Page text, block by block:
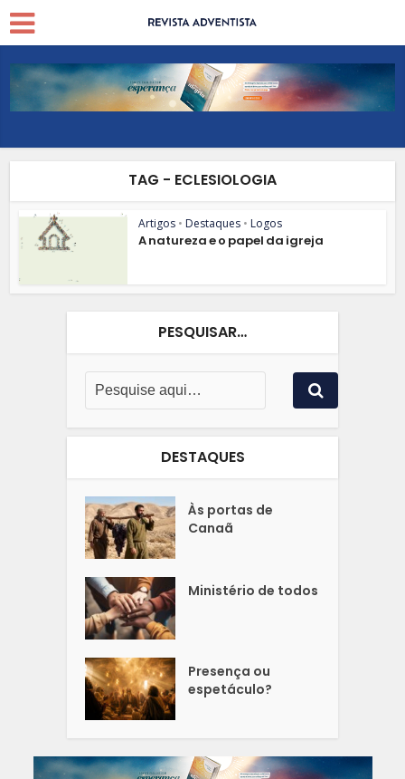
TAG - ECLESIOLOGIA
Artigos • Destaques • Logos
A natureza e o papel da igreja
PESQUISAR…
DESTAQUES
Às portas de
Canaã
Ministério de todos
Presença ou
espetáculo?